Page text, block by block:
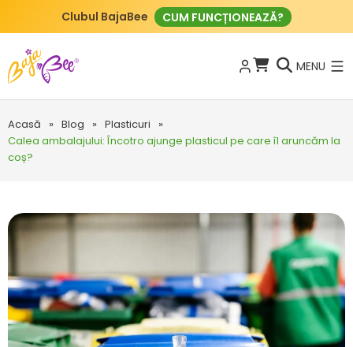
Clubul BajaBee CUM FUNCȚIONEAZĂ?
MENU
Acasă » Blog » Plasticuri
»
Calea ambalajului: Încotro ajunge plasticul pe care îl aruncăm la
coș?